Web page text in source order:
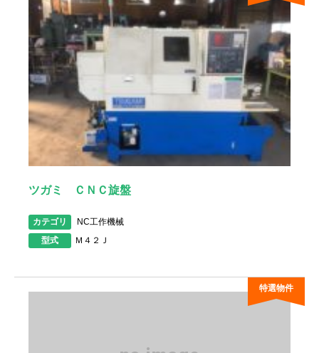
ツガミ ＣＮＣ旋盤
カテゴリ
NC工作機械
型式
Ｍ４２Ｊ
特選物件